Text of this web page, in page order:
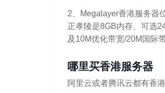
2、Megalayer香港服务器
正孝陵是8GB内存、可选
及10M优化带宽/20M国际
哪里买香港服务器
阿里云或者腾讯云都有香